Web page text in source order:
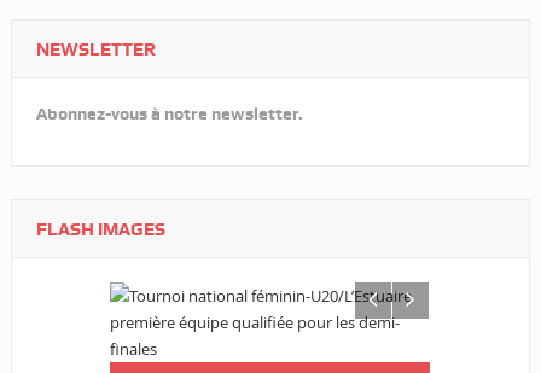
NEWSLETTER
Abonnez-vous à notre newsletter.
FLASH IMAGES